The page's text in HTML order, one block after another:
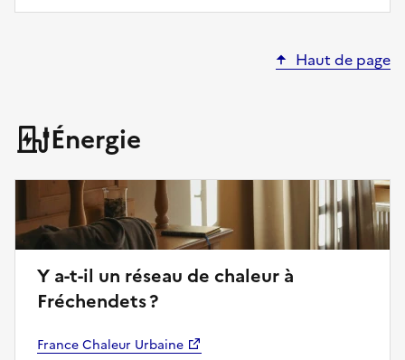
Haut de page
Énergie
Y a-t-il un réseau de chaleur à
Fréchendets ?
France Chaleur Urbaine